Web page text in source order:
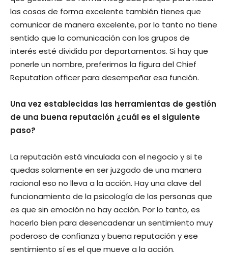
las cosas de forma excelente también tienes que
comunicar de manera excelente, por lo tanto no tiene
sentido que la comunicación con los grupos de
interés esté dividida por departamentos. Si hay que
ponerle un nombre, preferimos la figura del Chief
Reputation officer para desempeñar esa función.
Una vez establecidas las herramientas de gestión
de una buena reputación ¿cuál es el siguiente
paso?
La reputación está vinculada con el negocio y si te
quedas solamente en ser juzgado de una manera
racional eso no lleva a la acción. Hay una clave del
funcionamiento de la psicología de las personas que
es que sin emoción no hay acción. Por lo tanto, es
hacerlo bien para desencadenar un sentimiento muy
poderoso de confianza y buena reputación y ese
sentimiento sí es el que mueve a la acción.